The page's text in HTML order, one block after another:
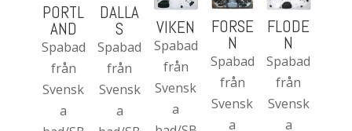
PORTL
AND
Spabad
från
Svensk
a
DALLA
S
Spabad
från
Svensk
a
VIKEN
Spabad
från
Svensk
a
FORSE
N
Spabad
från
Svensk
a
FLODE
N
Spabad
från
Svensk
a